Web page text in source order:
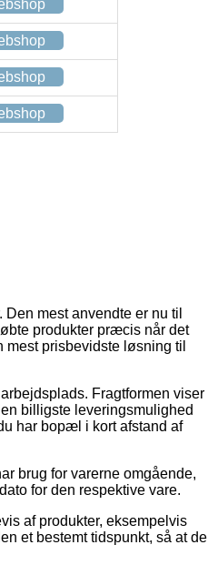
mest anvendte er nu til
produkter præcis når det
prisbevidste løsning til
Fragtformen viser
billigste leveringsmulighed
har bopæl i kort afstand af
brug for varerne omgående,
for den respektive vare.
af produkter, eksempelvis
et bestemt tidspunkt, så at de